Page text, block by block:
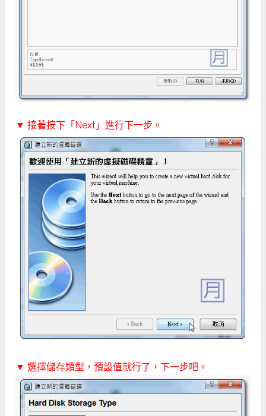
▼ 接著按下「Next」進行下一步。
▼ 選擇儲存類型，預設值就行了，下一步吧。